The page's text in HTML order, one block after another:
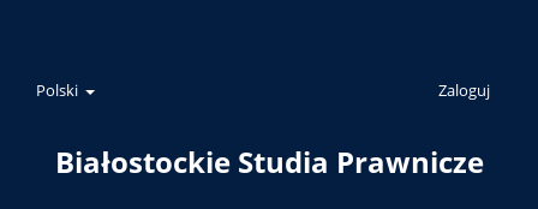
Polski Zaloguj
Białostockie Studia Prawnicze